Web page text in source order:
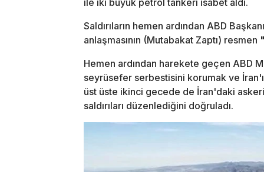
ile iki büyük petrol tankeri isabet aldı.
Saldırıların hemen ardından ABD
anlaşmasının (Mutabakat Zaptı) resmen
Hemen ardından harekete geçen ABD
seyrüsefer serbestisini korumak ve
üst üste ikinci gecede de İran'daki
saldırıları düzenlediğini doğruladı.